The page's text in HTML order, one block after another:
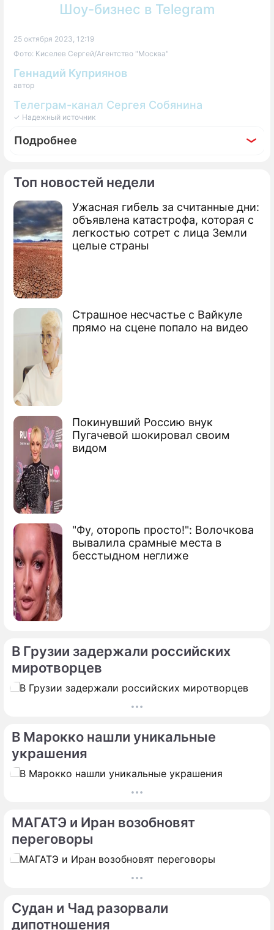
Топ новостей недели
Ужасная гибель за считанные дни:
объявлена катастрофа, которая с
легкостью сотрет с лица Земли
целые страны
Страшное несчастье с Вайкуле
прямо на сцене попало на видео
Покинувший Россию внук
Пугачевой шокировал своим
видом
"Фу, оторопь просто!": Волочкова
вывалила срамные места в
бесстыдном неглиже
Шоу-бизнес в Telegram
25 октября 2023, 12:19
Фото: Киселев Сергей/Агентство "Москва"
Геннадий Куприянов
автор
Телеграм-канал Сергея Собянина
✓ Надежный источник
Подробнее
По теме
Продолжение: Собянин
рассказал о планах
В Грузии задержали российских
миротворцев
В Марокко нашли уникальные
украшения
МАГАТЭ и Иран возобновят
переговоры
Судан и Чад разорвали
дипотношения